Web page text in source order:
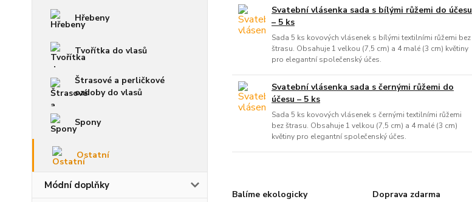
Hřebeny
Tvořítka do vlasů
Štrasové a perličkové
ozdoby do vlasů
Spony
Ostatní
Módní doplňky
Svatební vlásenka sada s bílými růžemi do účesu
– 5 ks
Sada 5 ks kovových vlásenek s bílými textilními růžemi bez
štrasu. Obsahuje 1 velkou (7,5 cm) a 4 malé (3 cm) květiny
pro elegantní společenský účes.
Svatební vlásenka sada s černými růžemi do
účesu – 5 ks
Sada 5 ks kovových vlásenek s černými textilními růžemi
bez štrasu. Obsahuje 1 velkou (7,5 cm) a 4 malé (3 cm)
květiny pro elegantní společenský účes.
Balíme ekologicky
Doprava zdarma